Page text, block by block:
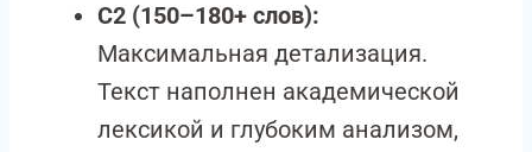
C2 (150–180+ слов):
Максимальная детализация.
Текст наполнен академической
лексикой и глубоким анализом,